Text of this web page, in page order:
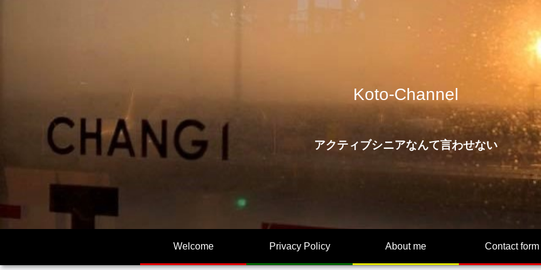
Koto-Channel
アクティブシニアなんて言わせない
Welcome Privacy Policy About me Contact form